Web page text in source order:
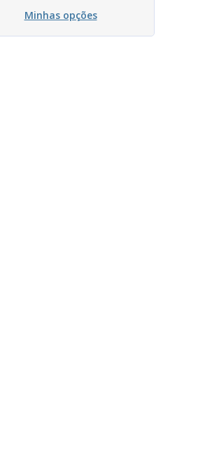
Minhas opções